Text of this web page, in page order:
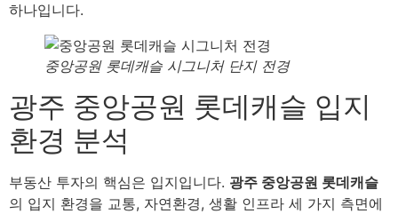
하나입니다.
중앙공원 롯데캐슬 시그니처 단지 전경
광주 중앙공원 롯데캐슬 입지
환경 분석
부동산 투자의 핵심은 입지입니다. 광주 중앙공원 롯데캐슬
의 입지 환경을 교통, 자연환경, 생활 인프라 세 가지 측면에